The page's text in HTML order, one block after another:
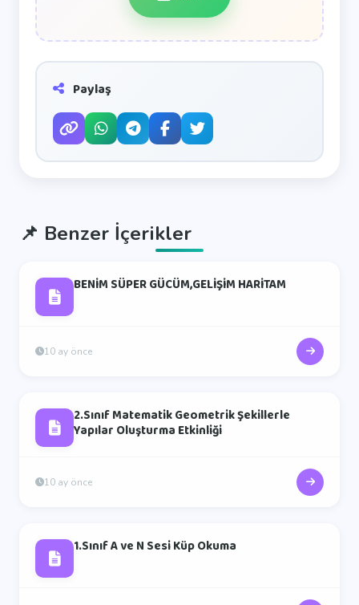
Paylaş
📌 Benzer İçerikler
BENİM SÜPER GÜCÜM,GELİŞİM HARİTAM
10 ay önce
2.Sınıf Matematik Geometrik Şekillerle
Yapılar Oluşturma Etkinliği
10 ay önce
1.Sınıf A ve N Sesi Küp Okuma